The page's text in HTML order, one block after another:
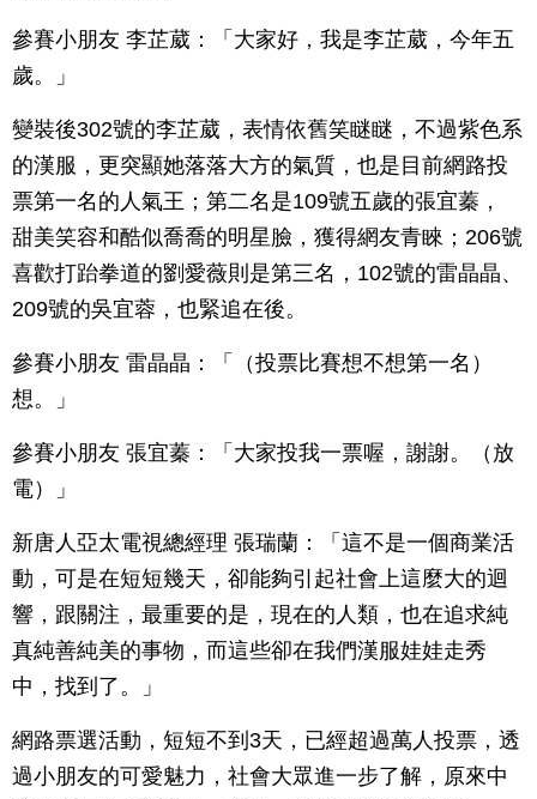
參賽小朋友 李芷葳：「大家好，我是李芷葳，今年五
歲。」
變裝後302號的李芷葳，表情依舊笑瞇瞇，不過紫色系
的漢服，更突顯她落落大方的氣質，也是目前網路投
票第一名的人氣王；第二名是109號五歲的張宜蓁，
甜美笑容和酷似喬喬的明星臉，獲得網友青睞；206號
喜歡打跆拳道的劉愛薇則是第三名，102號的雷晶晶、
209號的吳宜蓉，也緊追在後。
參賽小朋友 雷晶晶：「（投票比賽想不想第一名）
想。」
參賽小朋友 張宜蓁：「大家投我一票喔，謝謝。（放
電）」
新唐人亞太電視總經理 張瑞蘭：「這不是一個商業活
動，可是在短短幾天，卻能夠引起社會上這麼大的迴
響，跟關注，最重要的是，現在的人類，也在追求純
真純善純美的事物，而這些卻在我們漢服娃娃走秀
中，找到了。」
網路票選活動，短短不到3天，已經超過萬人投票，透
過小朋友的可愛魅力，社會大眾進一步了解，原來中